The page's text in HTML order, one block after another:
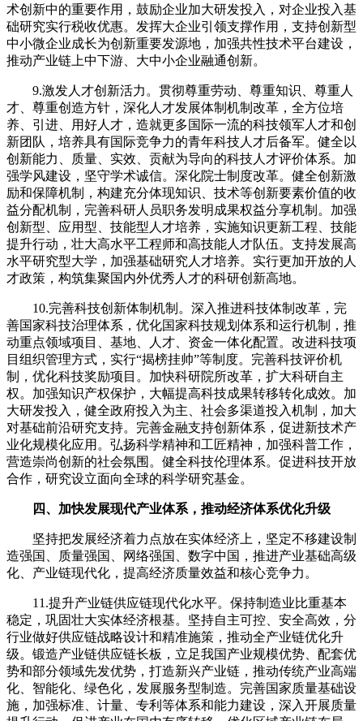
术创新中的重要作用，鼓励企业加大研发投入，对企业投入基
础研究实行税收优惠。发挥大企业引领支撑作用，支持创新型
中小微企业成长为创新重要发源地，加强共性技术平台建设，
推动产业链上中下游、大中小企业融通创新。
9.激发人才创新活力。贯彻尊重劳动、尊重知识、尊重人
才、尊重创造方针，深化人才发展体制机制改革，全方位培
养、引进、用好人才，造就更多国际一流的科技领军人才和创
新团队，培养具有国际竞争力的青年科技人才后备军。健全以
创新能力、质量、实效、贡献为导向的科技人才评价体系。加
强学风建设，坚守学术诚信。深化院士制度改革。健全创新激
励和保障机制，构建充分体现知识、技术等创新要素价值的收
益分配机制，完善科研人员职务发明成果权益分享机制。加强
创新型、应用型、技能型人才培养，实施知识更新工程、技能
提升行动，壮大高水平工程师和高技能人才队伍。支持发展高
水平研究型大学，加强基础研究人才培养。实行更加开放的人
才政策，构筑集聚国内外优秀人才的科研创新高地。
10.完善科技创新体制机制。深入推进科技体制改革，完
善国家科技治理体系，优化国家科技规划体系和运行机制，推
动重点领域项目、基地、人才、资金一体化配置。改进科技项
目组织管理方式，实行“揭榜挂帅”等制度。完善科技评价机
制，优化科技奖励项目。加快科研院所改革，扩大科研自主
权。加强知识产权保护，大幅提高科技成果转移转化成效。加
大研发投入，健全政府投入为主、社会多渠道投入机制，加大
对基础前沿研究支持。完善金融支持创新体系，促进新技术产
业化规模化应用。弘扬科学精神和工匠精神，加强科普工作，
营造崇尚创新的社会氛围。健全科技伦理体系。促进科技开放
合作，研究设立面向全球的科学研究基金。
四、加快发展现代产业体系，推动经济体系优化升级
坚持把发展经济着力点放在实体经济上，坚定不移建设制
造强国、质量强国、网络强国、数字中国，推进产业基础高级
化、产业链现代化，提高经济质量效益和核心竞争力。
11.提升产业链供应链现代化水平。保持制造业比重基本
稳定，巩固壮大实体经济根基。坚持自主可控、安全高效，分
行业做好供应链战略设计和精准施策，推动全产业链优化升
级。锻造产业链供应链长板，立足我国产业规模优势、配套优
势和部分领域先发优势，打造新兴产业链，推动传统产业高端
化、智能化、绿色化，发展服务型制造。完善国家质量基础设
施，加强标准、计量、专利等体系和能力建设，深入开展质量